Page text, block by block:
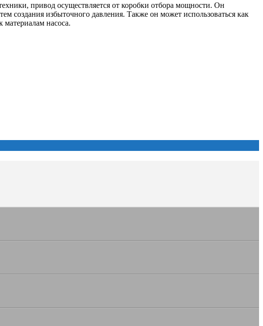
привод осуществляется от коробки отбора мощности. Он
создания избыточного давления. Также он может использоваться как
материалам насоса.